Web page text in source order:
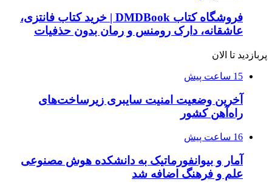
فروشگاه کتاب DMDBook | خرید کتاب فانتزی،
عاشقانه، دارک رومنس و رمان بدون حذفیات
پربازدید تا الان
15 ساعت پیش
آخرین وضعیت امنیت سایبری زیرساخت‌های
راه‌آهن کشور
16 ساعت پیش
آمار و بیوانفورماتیک به دانشکده هوش مصنوعی
علم و فرهنگ اضافه شد